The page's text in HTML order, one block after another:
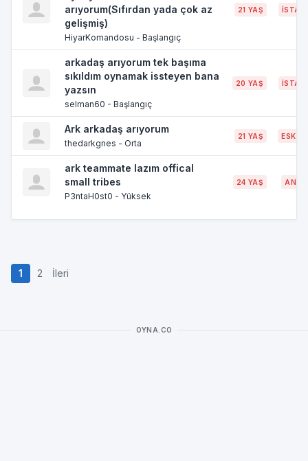
arıyorum(Sıfırdan yada çok az
gelişmiş)
HiyarKomandosu - Başlangıç
21 YAŞ
arkadaş arıyorum tek başıma
sıkıldım oynamak issteyen bana
yazsın
selman60 - Başlangıç
20 YAŞ
Ark arkadaş arıyorum
thedarkgnes - Orta
21 YAŞ
ark teammate lazım offical
small tribes
P3ntaH0st0 - Yüksek
24 YAŞ
1 2 İleri
OYNA.CO